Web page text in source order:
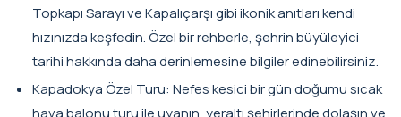
Topkapı Sarayı ve Kapalıçarşı gibi ikonik anıtları kendi
hızınızda keşfedin. Özel bir rehberle, şehrin büyüleyici
tarihi hakkında daha derinlemesine bilgiler edinebilirsiniz.
Kapadokya Özel Turu: Nefes kesici bir gün doğumu sıcak
hava balonu turu ile uyanın, yeraltı şehirlerinde dolaşın ve